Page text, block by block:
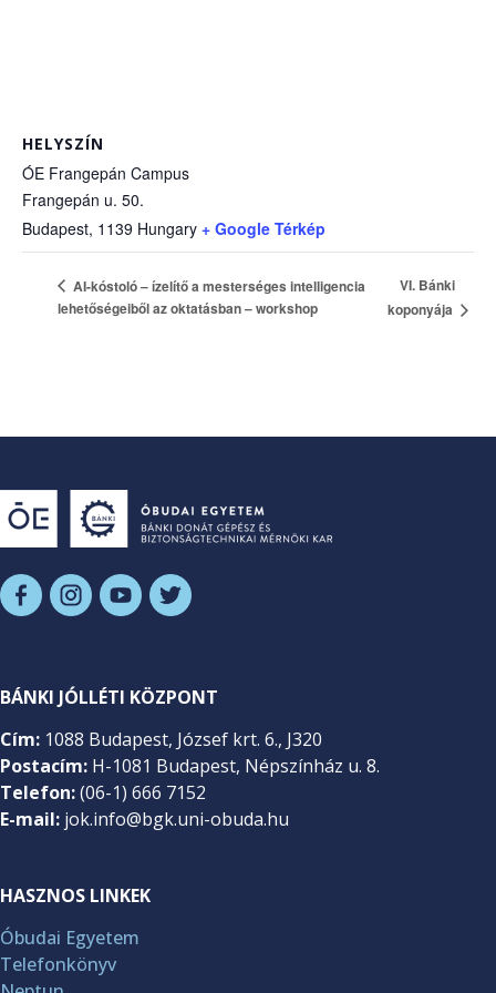
HELYSZÍN
ÓE Frangepán Campus
Frangepán u. 50.
Budapest, 1139 Hungary + Google Térkép
AI-kóstoló – ízelítő a mesterséges intelligencia
lehetőségeiből az oktatásban – workshop
VI. Bánki
koponyája
BÁNKI JÓLLÉTI KÖZPONT
Cím: 1088 Budapest, József krt. 6., J320
Postacím: H-1081 Budapest, Népszínház u. 8.
Telefon:(06-1) 666 7152
E-mail: jok.info@bgk.uni-obuda.hu
HASZNOS LINKEK
Óbudai Egyetem
Telefonkönyv